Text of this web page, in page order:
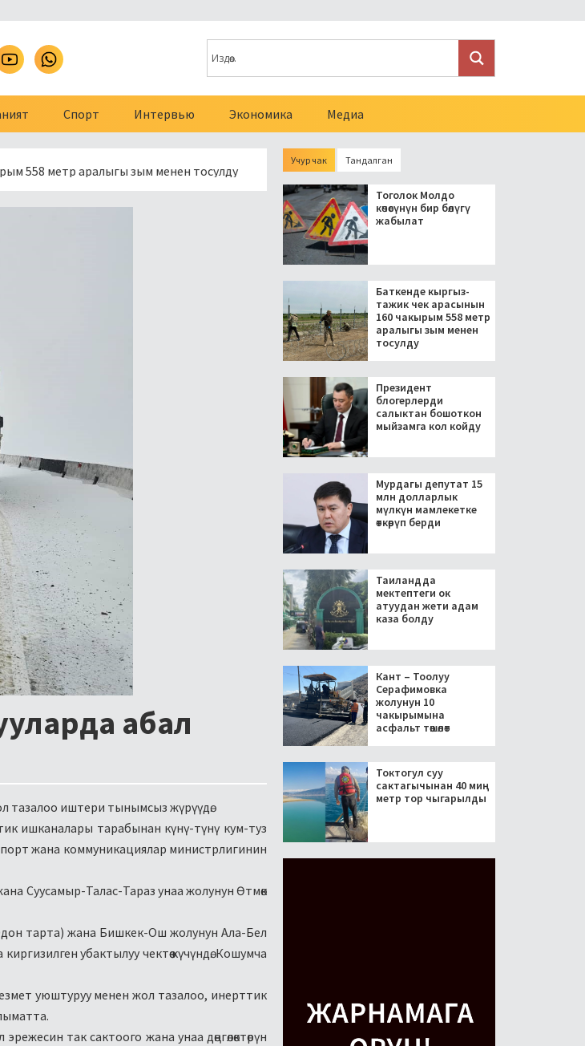
Спорт Интервью Экономика Медиа
аралыгы зым менен тосулду Президент блогерлерди салыктан бошоткон мыйзамга кол
абал
тазалоо иштери тынымсыз жүрүүдө.
ишканалары тарабынан күнү-түнү кум-туз
жана коммуникациялар министрлигинин
Суусамыр-Талас-Тараз унаа жолунун Өтмөк
тарта) жана Бишкек-Ош жолунун Ала-Бел
убактылуу чектөө күчүндө. Кошумча
кезмет уюштуруу менен жол тазалоо, инерттик
так сактоого жана унаа дөңгөлөктөрүн
Учур чак Тандалган
Тоголок Молдо
көчөсүнүн бир бөлүгү
жабылат
Баткенде кыргыз-
тажик чек арасынын
160 чакырым 558 метр
аралыгы зым менен
тосулду
Президент
блогерлерди
салыктан бошоткон
мыйзамга кол койду
Мурдагы депутат 15
млн долларлык
мүлкүн мамлекетке
өткөрүп берди
Таиландда
мектептеги ок
атуудан жети адам
каза болду
Кант – Тоолуу
Серафимовка
жолунун 10
чакырымына
асфальт төшөлөт
Токтогул суу
сактагычынан 40 миң
метр тор чыгарылды